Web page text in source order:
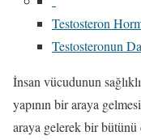
Testosteron
Testosteronun
İnsan vücudunun
yapının bir araya
araya gelerek bir